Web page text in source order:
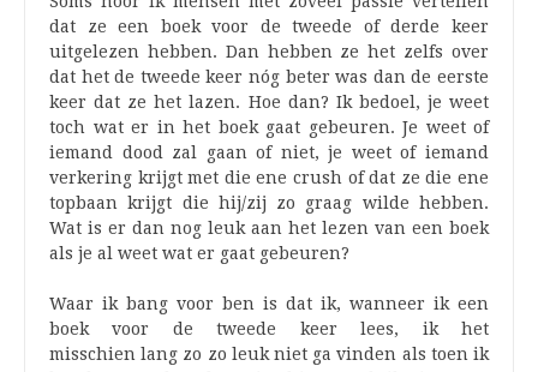
dat ze een boek voor de tweede of derde keer
uitgelezen hebben. Dan hebben ze het zelfs over
dat het de tweede keer nóg beter was dan de eerste
keer dat ze het lazen. Hoe dan? Ik bedoel, je weet
toch wat er in het boek gaat gebeuren. Je weet of
iemand dood zal gaan of niet, je weet of iemand
verkering krijgt met die ene crush of dat ze die ene
topbaan krijgt die hij/zij zo graag wilde hebben.
Wat is er dan nog leuk aan het lezen van een boek
als je al weet wat er gaat gebeuren?
Waar ik bang voor ben is dat ik, wanneer ik een
boek voor de tweede keer lees, ik het
misschien lang zo zo leuk niet ga vinden als toen ik